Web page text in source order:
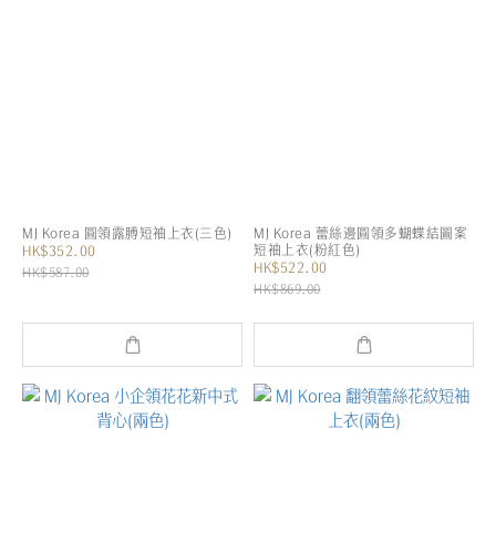
MJ Korea 圓領露膊短袖上衣(三色)
HK$352.00
HK$587.00
MJ Korea 蕾絲邊圓領多蝴蝶結圖案
短袖上衣(粉紅色)
HK$522.00
HK$869.00